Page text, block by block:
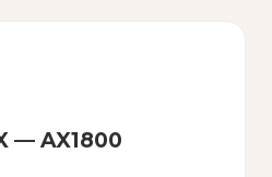
— AX1800